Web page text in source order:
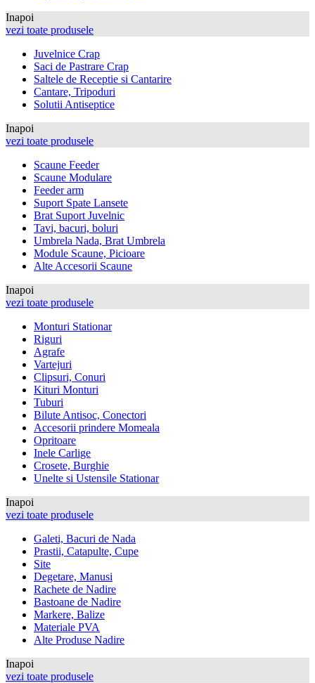
Inapoi
vezi toate produsele
Juvelnice Crap
Saci de Pastrare Crap
Saltele de Receptie si Cantarire
Cantare, Tripoduri
Solutii Antiseptice
Inapoi
vezi toate produsele
Scaune Feeder
Scaune Modulare
Feeder arm
Suport Spate Lansete
Brat Suport Juvelnic
Tavi, bacuri, boluri
Umbrela Nada, Brat Umbrela
Module Scaune, Picioare
Alte Accesorii Scaune
Inapoi
vezi toate produsele
Monturi Stationar
Riguri
Agrafe
Vartejuri
Clipsuri, Conuri
Kituri Monturi
Tuburi
Bilute Antisoc, Conectori
Accesorii prindere Momeala
Opritoare
Inele Carlige
Crosete, Burghie
Unelte si Ustensile Stationar
Inapoi
vezi toate produsele
Galeti, Bacuri de Nada
Prastii, Catapulte, Cupe
Site
Degetare, Manusi
Rachete de Nadire
Bastoane de Nadire
Markere, Balize
Materiale PVA
Alte Produse Nadire
Inapoi
vezi toate produsele